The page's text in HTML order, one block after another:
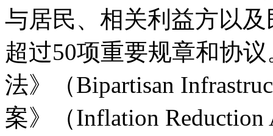
与居民、相关利益方以
超过50项重要规章和协
法》（Bipartisan
案》（Inflation